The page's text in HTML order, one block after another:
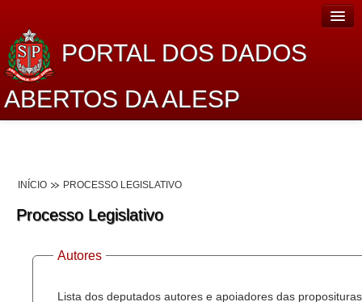
PORTAL DOS DADOS
ABERTOS DA ALESP
Lei de Acesso à Informação
Dados Governamentais Abertos
Planejamento
INÍCIO PROCESSO LEGISLATIVO
Processo Legislativo
Autores
Lista dos deputados autores e apoiadores das proposituras